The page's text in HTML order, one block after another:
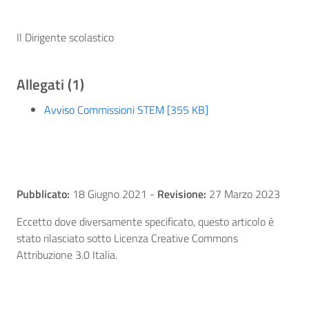
Il Dirigente scolastico
Allegati (1)
Avviso Commissioni STEM [355 KB]
Pubblicato: 18 Giugno 2021 - Revisione: 27 Marzo 2023
Eccetto dove diversamente specificato, questo articolo è
stato rilasciato sotto Licenza Creative Commons
Attribuzione 3.0 Italia.